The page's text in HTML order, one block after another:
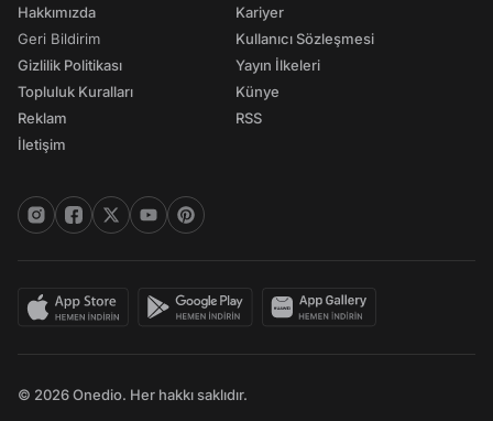
Hakkımızda
Geri Bildirim
Gizlilik Politikası
Topluluk Kuralları
Reklam
İletişim
Kariyer
Kullanıcı Sözleşmesi
Yayın İlkeleri
Künye
RSS
© 2026 Onedio. Her hakkı saklıdır.